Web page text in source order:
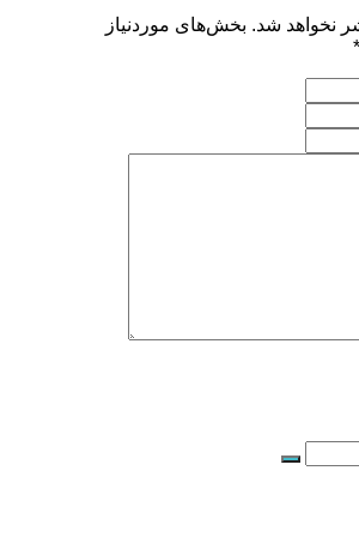
نخواهد شد. بخش‌های موردنیاز
*